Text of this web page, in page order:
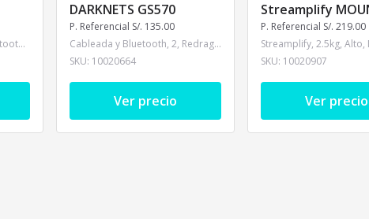
Cableada, Dongle 2.6, Bluetooth, Mecánico, Regular, BSUN Linear, 75%, Inglés, GravaStar, RGB, Celeste y Rosado, No, Gasket, 4000mA
DARKNETS GS570
P. Referencial S/. 135.00
Cableada y Bluetooth, 2, Redragon
SKU: 10020664
Ver precio
Streamplify
LIFT-LIGHT-BK
P. Referencial S/. 219.00
SKU: 10020907
Ver precio